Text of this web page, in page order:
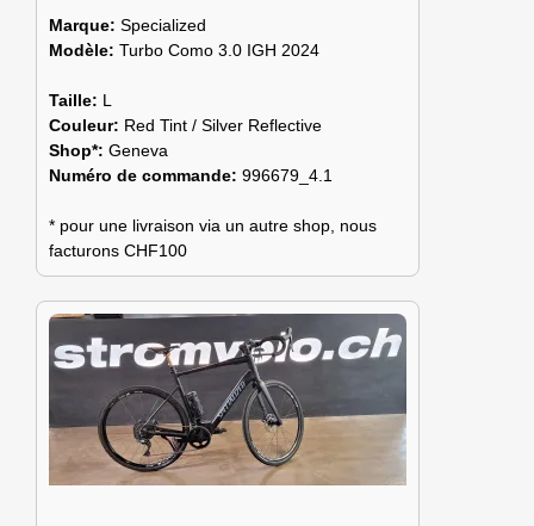
Marque: Specialized
Modèle: Turbo Como 3.0 IGH 2024
Taille: L
Couleur: Red Tint / Silver Reflective
Shop*: Geneva
Numéro de commande: 996679_4.1
* pour une livraison via un autre shop, nous
facturons CHF100